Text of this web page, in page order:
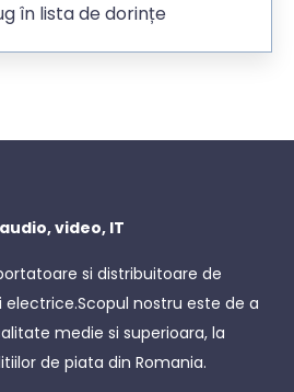
în lista de dorințe
video, IT
si distribuitoare de
nostru este de a
medie si superioara, la
de piata din Romania.